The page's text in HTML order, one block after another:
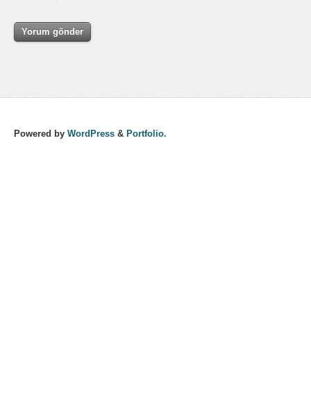
Powered by WordPress & Portfolio.